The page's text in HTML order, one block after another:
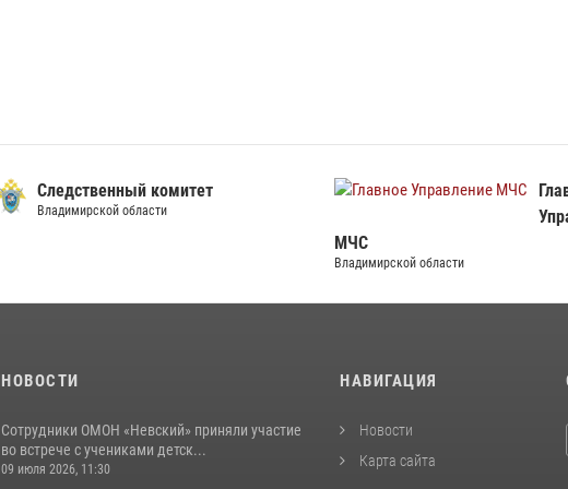
Следственный комитет
Владимирской области
МЧС
Владимирской области
НОВОСТИ
Сотрудники ОМОН «Невский» приняли участие
во встрече с учениками детск...
09 июля 2026, 11:30
НАВИГАЦИЯ
Новости
Карта сайта